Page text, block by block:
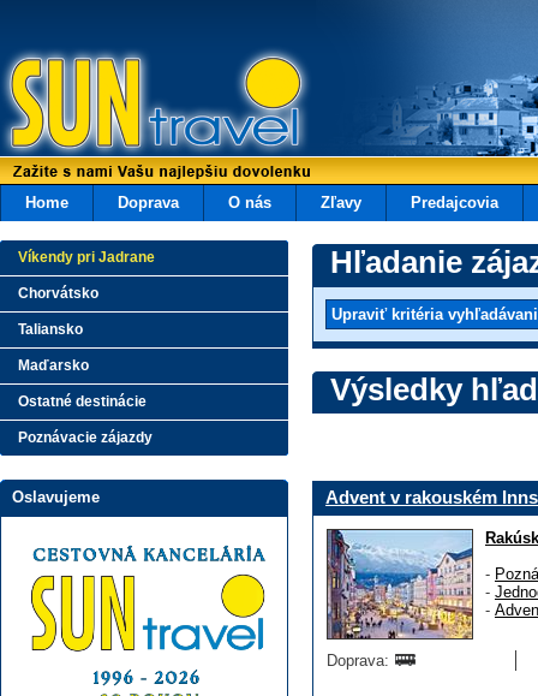
Home Doprava O nás Zľavy Predajcovia
Hľadanie
Výsledky
Advent v rakouském
-
-
-
Doprava:
Víkendy pri Jadrane
Chorvátsko
Taliansko
Maďarsko
Ostatné destinácie
Poznávacie zájazdy
Oslavujeme